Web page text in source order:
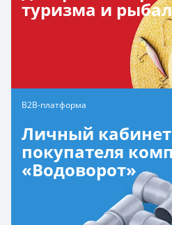
туризма и
B2B-платформа
Личный кабинет
покупателя
«Водоворот»